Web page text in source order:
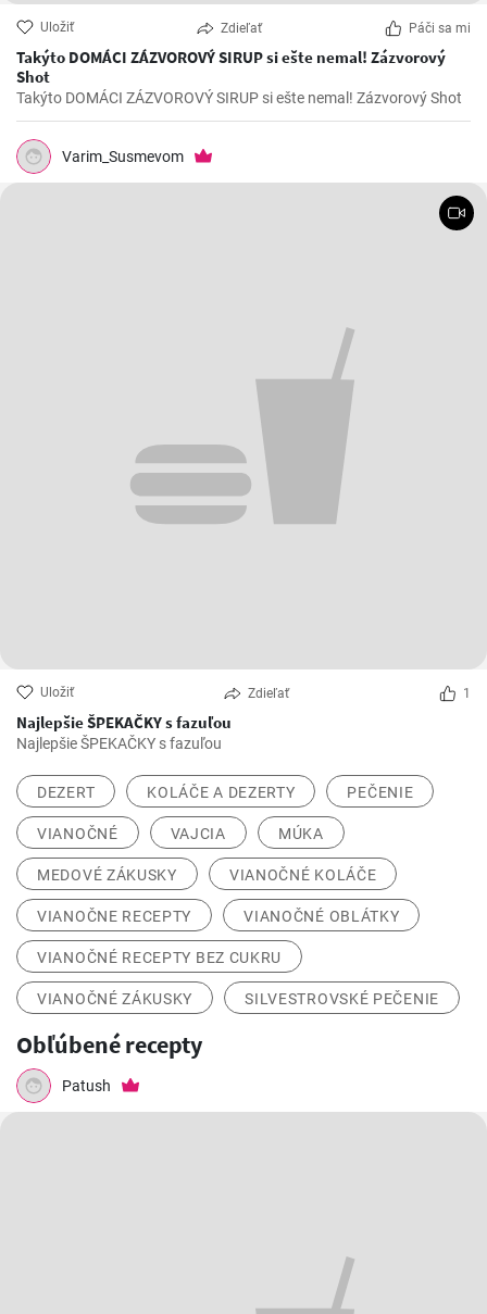
Uložiť Zdieľať Páči sa mi
Takýto DOMÁCI ZÁZVOROVÝ SIRUP si ešte nemal! Zázvorový
Shot
Takýto DOMÁCI ZÁZVOROVÝ SIRUP si ešte nemal! Zázvorový Shot
Varim_Susmevom
Uložiť Zdieľať 1
Najlepšie ŠPEKAČKY s fazuľou
Najlepšie ŠPEKAČKY s fazuľou
DEZERT KOLÁČE A DEZERTY PEČENIE
VIANOČNÉ VAJCIA MÚKA
MEDOVÉ ZÁKUSKY VIANOČNÉ KOLÁČE
VIANOČNE RECEPTY VIANOČNÉ OBLÁTKY
VIANOČNÉ RECEPTY BEZ CUKRU
VIANOČNÉ ZÁKUSKY SILVESTROVSKÉ PEČENIE
Obľúbené recepty
Patush